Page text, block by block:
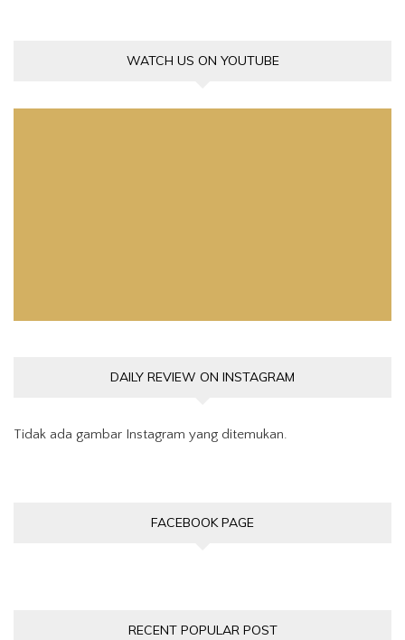
WATCH US ON YOUTUBE
DAILY REVIEW ON INSTAGRAM
Tidak ada gambar Instagram yang ditemukan.
FACEBOOK PAGE
RECENT POPULAR POST